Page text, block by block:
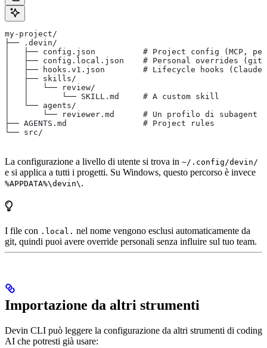
my-project/
├── .devin/
│   ├── config.json          # Project config (MCP,
│   ├── config.local.json    # Personal overrides
│   ├── hooks.v1.json        # Lifecycle hooks (Claude
│   ├── skills/
│   │   └── review/
│   │       └── SKILL.md     # A custom skill
│   └── agents/
│       └── reviewer.md      # Un profilo di subagent
├── AGENTS.md                # Project rules
└── src/
La configurazione a livello di utente si trova in ~/.config/devin/
e si applica a tutti i progetti. Su Windows, questo percorso è invece
%APPDATA%\devin\ .
I file con .local. nel nome vengono esclusi automaticamente da
git, quindi puoi avere override personali senza influire sul tuo team.
Importazione da altri strumenti
Devin CLI può leggere la configurazione da altri strumenti di coding
AI che potresti già usare: